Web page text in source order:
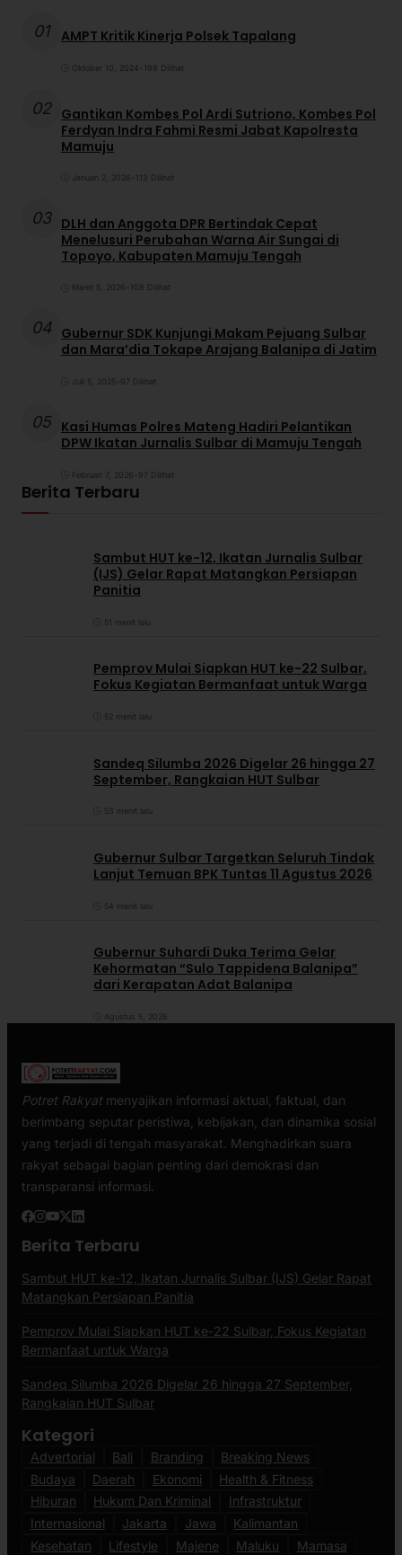
01 AMPT Kritik Kinerja Polsek Tapalang
Oktober 10, 2024 198 Dilihat
02 Gantikan Kombes Pol Ardi Sutriono, Kombes Pol
Ferdyan Indra Fahmi Resmi Jabat Kapolresta
Mamuju
Januari 2, 2026 113 Dilihat
03 DLH dan Anggota DPR Bertindak Cepat
Menelusuri Perubahan Warna Air Sungai di
Topoyo, Kabupaten Mamuju Tengah
Maret 5, 2026 108 Dilihat
04 Gubernur SDK Kunjungi Makam Pejuang Sulbar
dan Mara’dia Tokape Arajang Balanipa di Jatim
Juli 5, 2025 97 Dilihat
05 Kasi Humas Polres Mateng Hadiri Pelantikan
DPW Ikatan Jurnalis Sulbar di Mamuju Tengah
Februari 7, 2026 97 Dilihat
Berita Terbaru
Sambut HUT ke-12, Ikatan Jurnalis Sulbar
(IJS) Gelar Rapat Matangkan Persiapan
Panitia
51 menit lalu
Pemprov Mulai Siapkan HUT ke-22 Sulbar,
Fokus Kegiatan Bermanfaat untuk Warga
52 menit lalu
Sandeq Silumba 2026 Digelar 26 hingga 27
September, Rangkaian HUT Sulbar
53 menit lalu
Gubernur Sulbar Targetkan Seluruh Tindak
Lanjut Temuan BPK Tuntas 11 Agustus 2026
54 menit lalu
Gubernur Suhardi Duka Terima Gelar
Kehormatan “Sulo Tappidena Balanipa”
dari Kerapatan Adat Balanipa
Agustus 5, 2026
Potret Rakyatmenyajikan informasi aktual, faktual, dan
berimbang seputar peristiwa, kebijakan, dan dinamika sosial
yang terjadi di tengah masyarakat. Menghadirkan suara
rakyat sebagai bagian penting dari demokrasi dan
transparansi informasi.
Berita Terbaru
Sambut HUT ke-12, Ikatan Jurnalis Sulbar (IJS) Gelar Rapat
Matangkan Persiapan Panitia
Pemprov Mulai Siapkan HUT ke-22 Sulbar, Fokus Kegiatan
Bermanfaat untuk Warga
Sandeq Silumba 2026 Digelar 26 hingga 27 September,
Rangkaian HUT Sulbar
Kategori
Advertorial Bali Branding
Breaking News
Budaya
Daerah Ekonomi
Health & Fitness
Hiburan
Hukum Dan Kriminal
Infrastruktur
Internasional
Jakarta Jawa
Kalimantan
Kesehatan
Lifestyle Majene Maluku Mamasa